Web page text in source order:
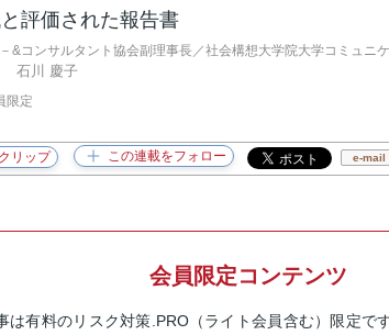
評価された報告書
&コンサルタント協会副理事長／社会構想大学院大学コミュニ
石川 慶子
限定
e-mail
会員限定コンテンツ
は有料のリスク対策.PRO（ライト会員含む）限定で